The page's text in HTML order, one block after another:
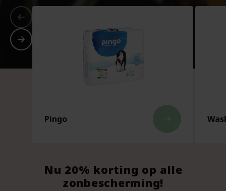
Pingo
Nu 20% korting op alle
zonbescherming!